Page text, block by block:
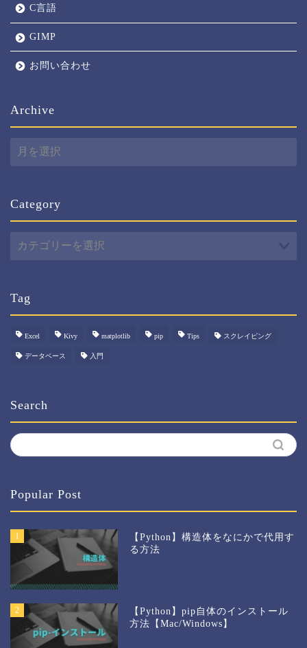
C言語
GIMP
お問い合わせ
Archive
Category
Tag
Excel Kivy matplotlib pip Tips スクレイピング
データベース 入門
Search
Popular Post
1
【Python】構造体をなにかで代用す
る方法
2
【Python】pip自体のインストール
方法【Mac/Windows】